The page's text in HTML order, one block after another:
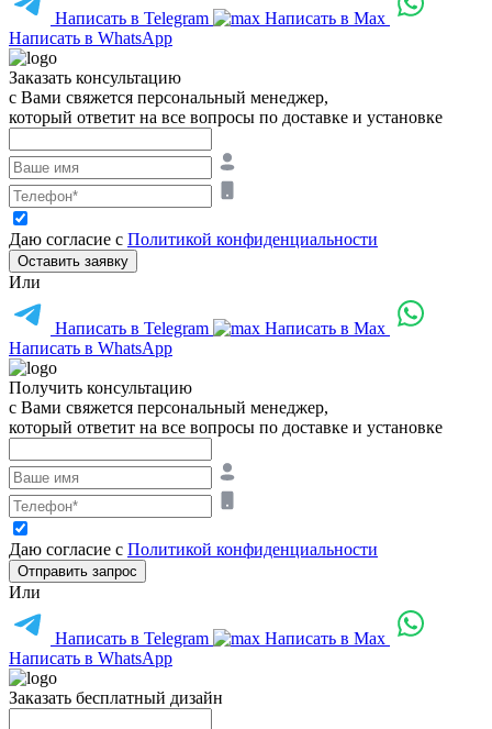
Написать в Telegram
Написать в Max
Написать в WhatsApp
Заказать консультацию
с Вами свяжется персональный менеджер,
который ответит на все вопросы по доставке и установке
Даю согласие с Политикой конфиденциальности
Оставить заявку
Или
Написать в Telegram
Написать в Max
Написать в WhatsApp
Получить консультацию
с Вами свяжется персональный менеджер,
который ответит на все вопросы по доставке и установке
Даю согласие с Политикой конфиденциальности
Отправить запрос
Или
Написать в Telegram
Написать в Max
Написать в WhatsApp
Заказать бесплатный дизайн